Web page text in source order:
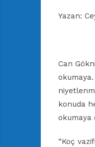
Yazan:
Can
konuda
okumaya
“Koç